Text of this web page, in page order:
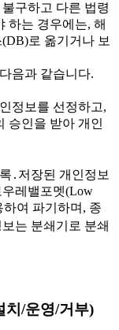
구하고 다른 법령
하는 경우에는, 해
로 옮기거나 보
음과 같습니다.
정보를 선정하고,
승인을 받아 개인
․저장된 개인정보
레밸포멧(Low
하여 파기하며, 종
는 분쇄기로 분쇄
치/운영/거부)